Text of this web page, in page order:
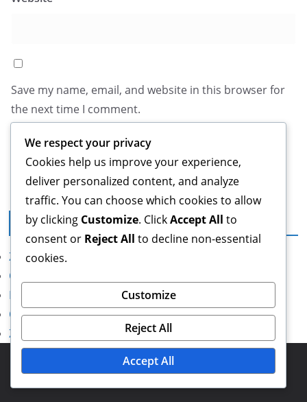
Save my name, email, and website in this browser for
the next time I comment.
Právní informace
Zásady ochrany dat
O společnosti
Kontakt
Obchodní podmínky
Zásady používání souborů cookie
postisimo.cz. Powered by
WordPress.
We respect your privacy
Cookies help us improve your experience,
deliver personalized content, and analyze
traffic. You can choose which cookies to allow
by clicking Customize. ClickAccept All to
consent or Reject All to decline non-essential
cookies.
Customize
Reject All
Accept All